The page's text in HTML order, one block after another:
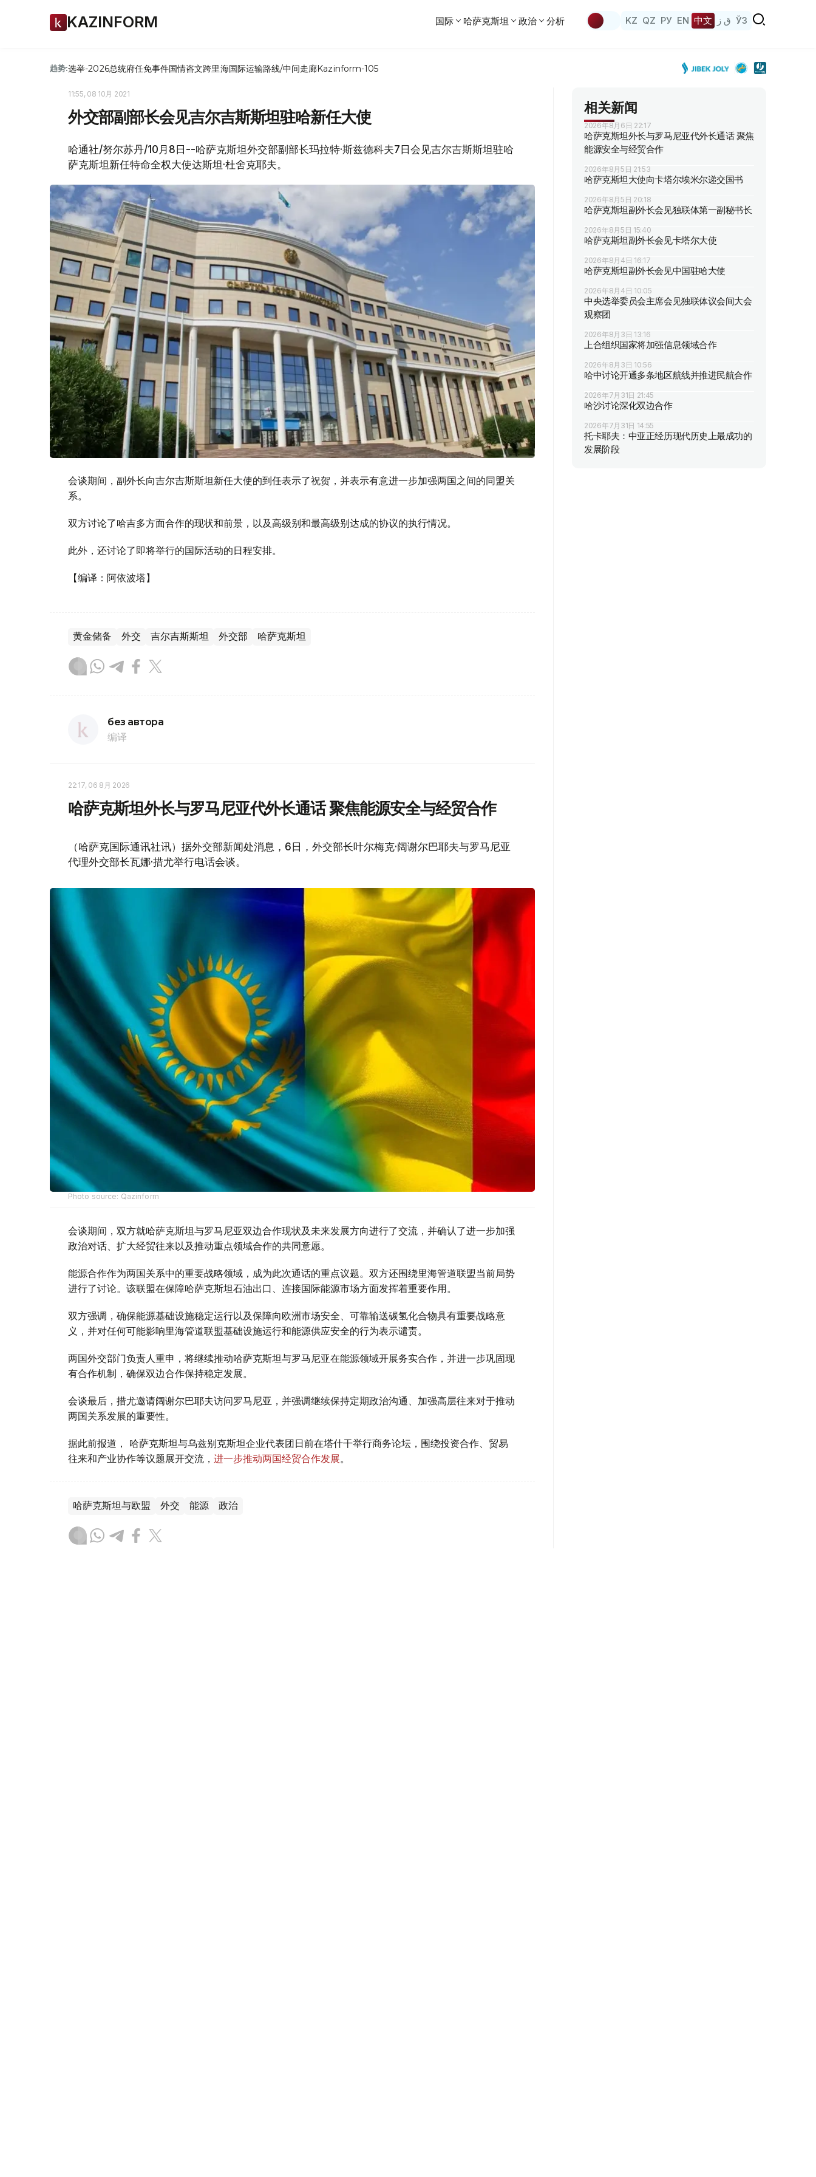
KAZINFORM 国际 哈萨克斯坦 政治 分析 KZ QZ РУ EN 中文 ق ز ЎЗ
趋势:选举-2026总统府任免事件国情咨文跨里海国际运输路线/中间走廊Kazinform-105
11:55, 08 10月 2021
外交部副部长会见吉尔吉斯斯坦驻哈新任大使
哈通社/努尔苏丹/10月8日--哈萨克斯坦外交部副部长玛拉特·斯兹德科夫7日会见吉尔吉斯斯坦驻哈
萨克斯坦新任特命全权大使达斯坦·杜舍克耶夫。
会谈期间，副外长向吉尔吉斯斯坦新任大使的到任表示了祝贺，并表示有意进一步加强两国之间的同盟关
系。
双方讨论了哈吉多方面合作的现状和前景，以及高级别和最高级别达成的协议的执行情况。
此外，还讨论了即将举行的国际活动的日程安排。
【编译：阿依波塔】
黄金储备 外交 吉尔吉斯斯坦 外交部 哈萨克斯坦
без автора
编译
22:17, 06 8月 2026
哈萨克斯坦外长与罗马尼亚代外长通话 聚焦能源安全与经贸合作
（哈萨克国际通讯社讯）据外交部新闻处消息，6日，外交部长叶尔梅克·阔谢尔巴耶夫与罗马尼亚
代理外交部长瓦娜·措尤举行电话会谈。
Photo source: Qazinform
会谈期间，双方就哈萨克斯坦与罗马尼亚双边合作现状及未来发展方向进行了交流，并确认了进一步加强
政治对话、扩大经贸往来以及推动重点领域合作的共同意愿。
能源合作作为两国关系中的重要战略领域，成为此次通话的重点议题。双方还围绕里海管道联盟当前局势
进行了讨论。该联盟在保障哈萨克斯坦石油出口、连接国际能源市场方面发挥着重要作用。
双方强调，确保能源基础设施稳定运行以及保障向欧洲市场安全、可靠输送碳氢化合物具有重要战略意
义，并对任何可能影响里海管道联盟基础设施运行和能源供应安全的行为表示谴责。
两国外交部门负责人重申，将继续推动哈萨克斯坦与罗马尼亚在能源领域开展务实合作，并进一步巩固现
有合作机制，确保双边合作保持稳定发展。
会谈最后，措尤邀请阔谢尔巴耶夫访问罗马尼亚，并强调继续保持定期政治沟通、加强高层往来对于推动
两国关系发展的重要性。
据此前报道， 哈萨克斯坦与乌兹别克斯坦企业代表团日前在塔什干举行商务论坛，围绕投资合作、贸易
往来和产业协作等议题展开交流， 进一步推动两国经贸合作发展。
哈萨克斯坦与欧盟 外交 能源 政治
相关新闻
2026年8月6日 22:17
哈萨克斯坦外长与罗马尼亚代外长通话 聚焦
能源安全与经贸合作
2026年8月5日 21:53
哈萨克斯坦大使向卡塔尔埃米尔递交国书
2026年8月5日 20:18
哈萨克斯坦副外长会见独联体第一副秘书长
2026年8月5日 15:40
哈萨克斯坦副外长会见卡塔尔大使
2026年8月4日 16:17
哈萨克斯坦副外长会见中国驻哈大使
2026年8月4日 10:05
中央选举委员会主席会见独联体议会间大会
观察团
2026年8月3日 13:16
上合组织国家将加强信息领域合作
2026年8月3日 10:56
哈中讨论开通多条地区航线并推进民航合作
2026年7月31日 21:45
哈沙讨论深化双边合作
2026年7月31日 14:55
托卡耶夫：中亚正经历现代历史上最成功的
发展阶段